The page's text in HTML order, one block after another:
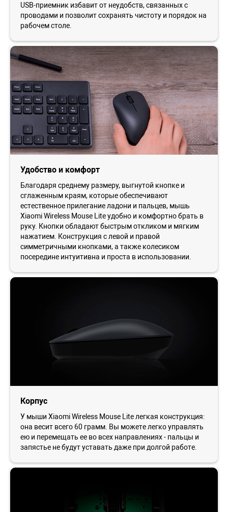
USB-приемник избавит от неудобств, связанных с
проводами и позволит сохранять чистоту и порядок на
рабочем столе.
Удобство и комфорт
Благодаря среднему размеру, выгнутой кнопке и
сглаженным краям, которые обеспечивают
естественное прилегание ладони и пальцев, мышь
Xiaomi Wireless Mouse Lite удобно и комфортно брать в
руку. Кнопки обладают быстрым откликом и мягким
нажатием. Конструкция с левой и правой
симметричными кнопками, а также колесиком
посередине интуитивна и проста в использовании.
Корпус
У мыши Xiaomi Wireless Mouse Lite легкая конструкция:
она весит всего 60 грамм. Вы можете легко управлять
ею и перемещать ее во всех направлениях - пальцы и
запястье не будут уставать даже при долгой работе.